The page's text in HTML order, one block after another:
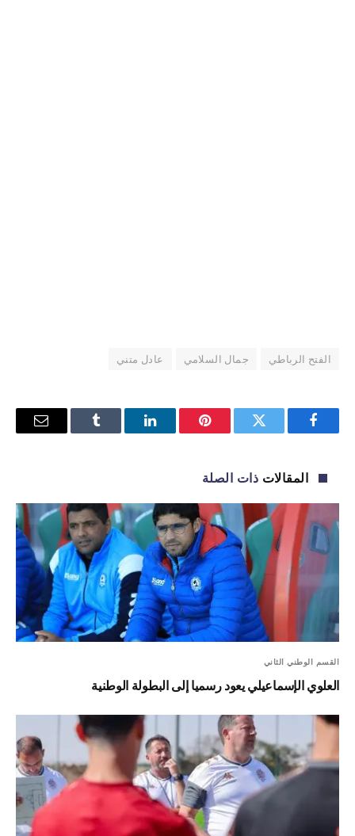
الفتح الرباطي جمال السلامي عادل متني
فيسبوك تويتر بينتيريستلينكدإن Tumblr
البريد
المقالات ذات الصلة
القسم الوطني الثاني
العلوي الإسماعيلي يعود رسميا إلى البطولة الوطنية